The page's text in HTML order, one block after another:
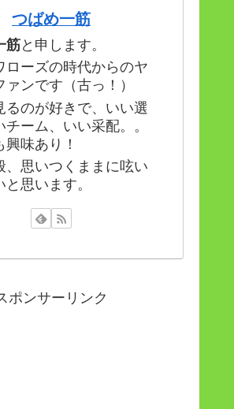
つばめ一筋
筋と申します。
ローズの時代からのヤ
ァンです（古っ！）
るのが好きで、いい選
チーム、いい采配。。
興味あり！
、思いつくままに呟い
思います。
ポンサーリンク